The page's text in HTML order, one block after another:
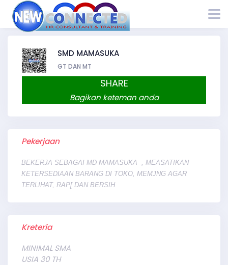
SMD MAMASUKA
GT DAN MT
SHARE
Bagikan keteman anda
Pekerjaan
BEKERJA SEBAGAI MD MAMASUKA , MEASATIKAN
KETERSEDIAAN BARANG DI TOKO, MEMJNG AGAR
TERLIHAT, RAP[ DAN BERSIH
Kreteria
MINIMAL SMA
USIA 30 TH